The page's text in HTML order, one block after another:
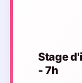
Stage
- 7h